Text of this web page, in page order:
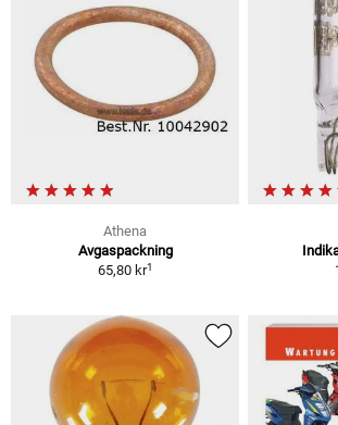
Athena
Avgaspackning
65,80 kr1